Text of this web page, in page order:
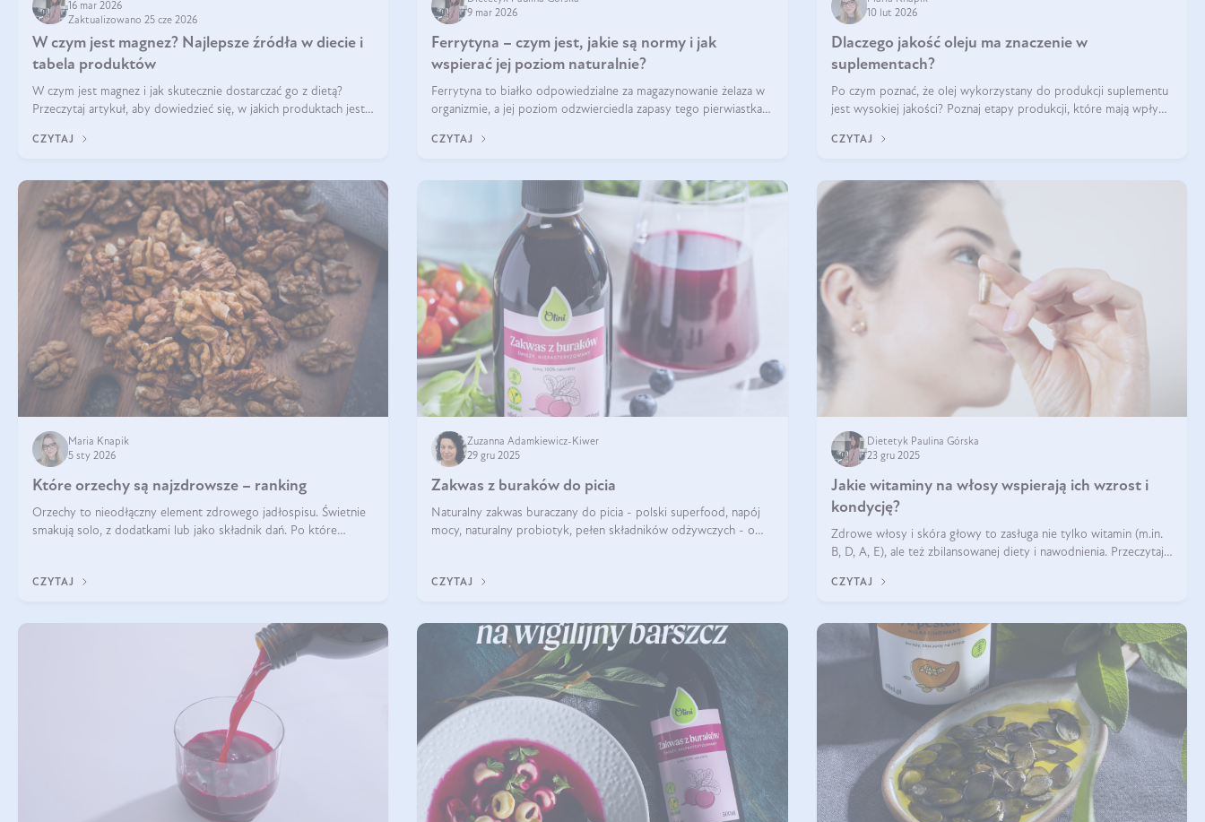
16 mar 2026
Zaktualizowano 25 cze 2026
W czym jest magnez? Najlepsze źródła w diecie i
tabela produktów
W czym jest magnez i jak skutecznie dostarczać go z dietą?
Przeczytaj artykuł, aby dowiedzieć się, w jakich produktach jest
CZYTAJ
9 mar 2026
Ferrytyna – czym jest, jakie są normy i jak
wspierać jej poziom naturalnie?
Ferrytyna to białko odpowiedzialne za magazynowanie żelaza w
organizmie, a jej poziom odzwierciedla zapasy tego pierwiastka.
ferrytyny daje objawy, które mogą utrudniać codzienne
CZYTAJ
10 lut 2026
Dlaczego jakość oleju ma znaczenie w
suplementach?
Po czym poznać, że olej wykorzystany do produkcji suplementu
jest wysokiej jakości? Poznaj etapy produkcji, które mają wpływ
CZYTAJ
Maria Knapik
5 sty 2026
Które orzechy są najzdrowsze – ranking
Orzechy to nieodłączny element zdrowego jadłospisu. Świetnie
smakują solo, z dodatkami lub jako składnik dań. Po które
CZYTAJ
Zuzanna Adamkiewicz-Kiwer
29 gru 2025
Zakwas z buraków do picia
Naturalny zakwas buraczany do picia - polski superfood, napój
mocy, naturalny probiotyk, pełen składników odżywczych - o
CZYTAJ
Dietetyk Paulina Górska
23 gru 2025
Jakie witaminy na włosy wspierają ich wzrost i
kondycję?
Zdrowe włosy i skóra głowy to zasługa nie tylko witamin (m.in.
B, D, A, E), ale też zbilansowanej diety i nawodnienia. Przeczytaj
wypadanie włosów.
CZYTAJ